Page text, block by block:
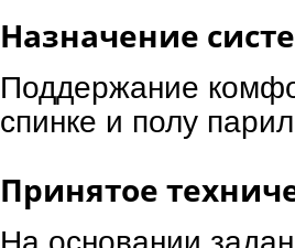
Назначение
Поддержание
спинке и полу
Принятое